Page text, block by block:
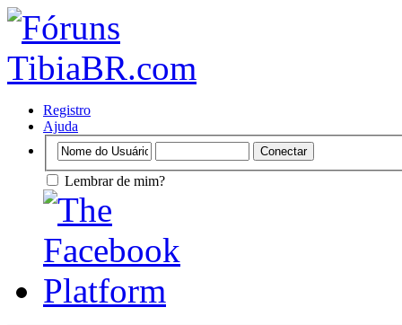
Registro
Ajuda
Lembrar de mim?